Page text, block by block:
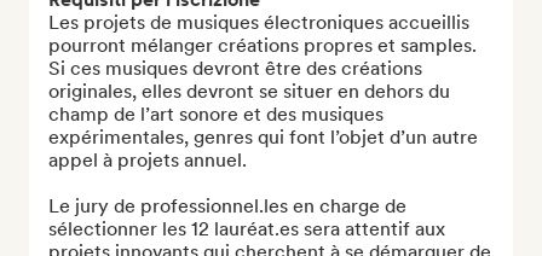
Les projets de musiques électroniques accueillis
pourront mélanger créations propres et samples.
Si ces musiques devront être des créations
originales, elles devront se situer en dehors du
champ de l’art sonore et des musiques
expérimentales, genres qui font l’objet d’un autre
appel à projets annuel.
Le jury de professionnel.les en charge de
sélectionner les 12 lauréat.es sera attentif aux